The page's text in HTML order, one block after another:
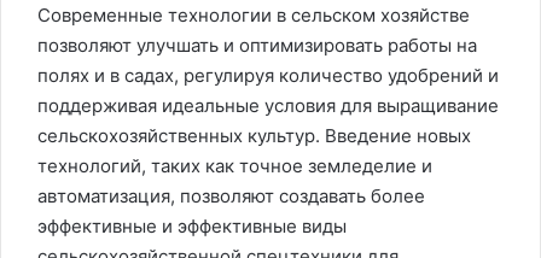
Современные технологии в сельском хозяйстве
позволяют улучшать и оптимизировать работы на
полях и в садах, регулируя количество удобрений и
поддерживая идеальные условия для выращивание
сельскохозяйственных культур. Введение новых
технологий, таких как точное земледелие и
автоматизация, позволяют создавать более
эффективные и эффективные виды